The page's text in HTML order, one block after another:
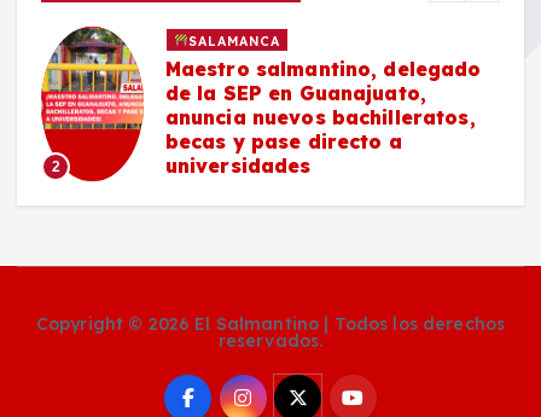
2
SALAMANCA
Maestro salmantino, delegado
de la SEP en Guanajuato,
anuncia nuevos bachilleratos,
becas y pase directo a
universidades
Copyright © 2026 El Salmantino | Todos los derechos
reservados.